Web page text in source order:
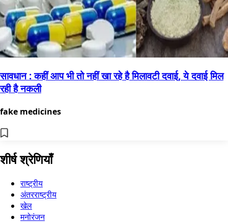
सावधान : कहीं आप भी तो नहीं खा रहे है मिलावटी दवाई, ये दवाई मिल
रही है नकली
fake medicines
शीर्ष श्रेणियाँ
राष्ट्रीय
अंतरराष्ट्रीय
खेल
मनोरंजन